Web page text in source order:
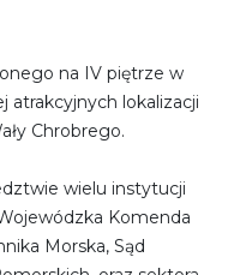
na IV piętrze w
atrakcyjnych lokalizacji
Chrobrego.
wielu instytucji
Komenda
Morska, Sąd